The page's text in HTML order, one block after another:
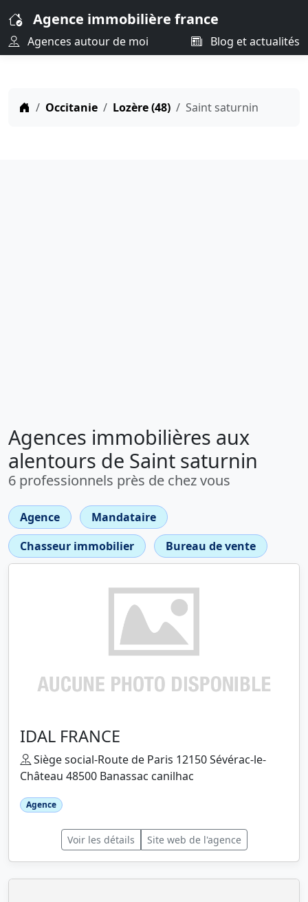
Agence immobilière france
Agences autour de moi Blog et actualités
Occitanie Lozère (48) Saint saturnin
Agences immobilières aux
alentours de Saint saturnin
6 professionnels près de chez vous
Agence
Mandataire
Chasseur immobilier
Bureau de vente
IDAL FRANCE
Siège social-Route de Paris 12150 Sévérac-le-
Château 48500 Banassac canilhac
Agence
Voir les détails Site web de l'agence